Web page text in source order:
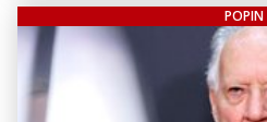
POPIN